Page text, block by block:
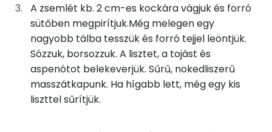
1g só
0 kcal
0gbors
0 kcal
26gfinomliszt
96 kcal
55gtojás
Magnézium
Szelén
TOP vitaminok
Kolin:
A zsemlét kb. 2 cm-es kockára vágjuk és forró
sütőben megpirítjuk.Még melegen egy
nagyobb tálba tesszük és forró tejjel leöntjük.
Sózzuk, borsozzuk. A lisztet, a tojást és
aspenótot belekeverjük. Sűrű, nokedliszerű
masszátkapunk. Ha hígabb lett, még egy kis
liszttel sűrítjük.